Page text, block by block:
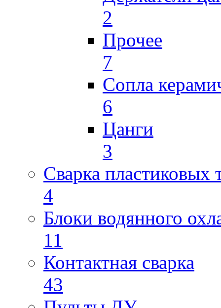
2
Прочее
7
Сопла
6
Цанги
3
Сварка пластиковых
4
Блоки водянного
11
Контактная сварка
43